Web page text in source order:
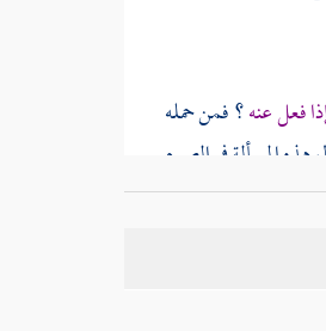
فعل عنه؟ فمن حمله
هذه المسألة في الصوم